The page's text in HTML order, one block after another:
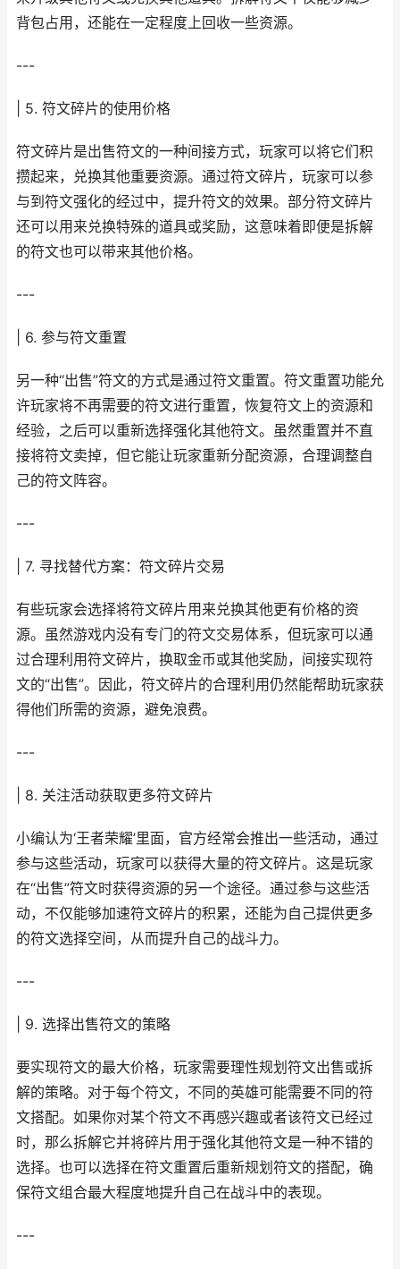
背包占用，还能在一定程度上回收一些资源。
---
| 5. 符文碎片的使用价格
符文碎片是出售符文的一种间接方式，玩家可以将它们积
攒起来，兑换其他重要资源。通过符文碎片，玩家可以参
与到符文强化的经过中，提升符文的效果。部分符文碎片
还可以用来兑换特殊的道具或奖励，这意味着即便是拆解
的符文也可以带来其他价格。
---
| 6. 参与符文重置
另一种“出售”符文的方式是通过符文重置。符文重置功能允
许玩家将不再需要的符文进行重置，恢复符文上的资源和
经验，之后可以重新选择强化其他符文。虽然重置并不直
接将符文卖掉，但它能让玩家重新分配资源，合理调整自
己的符文阵容。
---
| 7. 寻找替代方案：符文碎片交易
有些玩家会选择将符文碎片用来兑换其他更有价格的资
源。虽然游戏内没有专门的符文交易体系，但玩家可以通
过合理利用符文碎片，换取金币或其他奖励，间接实现符
文的“出售”。因此，符文碎片的合理利用仍然能帮助玩家获
得他们所需的资源，避免浪费。
---
| 8. 关注活动获取更多符文碎片
小编认为‘王者荣耀’里面，官方经常会推出一些活动，通过
参与这些活动，玩家可以获得大量的符文碎片。这是玩家
在“出售”符文时获得资源的另一个途径。通过参与这些活
动，不仅能够加速符文碎片的积累，还能为自己提供更多
的符文选择空间，从而提升自己的战斗力。
---
| 9. 选择出售符文的策略
要实现符文的最大价格，玩家需要理性规划符文出售或拆
解的策略。对于每个符文，不同的英雄可能需要不同的符
文搭配。如果你对某个符文不再感兴趣或者该符文已经过
时，那么拆解它并将碎片用于强化其他符文是一种不错的
选择。也可以选择在符文重置后重新规划符文的搭配，确
保符文组合最大程度地提升自己在战斗中的表现。
---